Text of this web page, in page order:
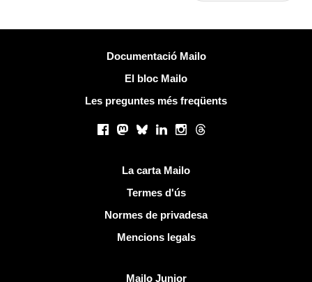
Documentació Mailo
El bloc Mailo
Les preguntes més freqüents
Facebook
Mastodon
BlueskyLinkedInInstagram
Threads
La carta Mailo
Termes d'ús
Normes de privadesa
Mencions legals
Mailo Junior